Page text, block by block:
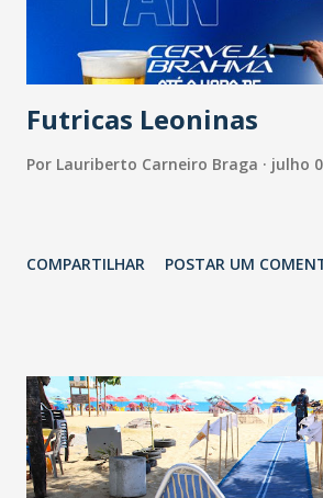
Futricas Leoninas
Por Lauriberto Carneiro Braga julho
COMPARTILHAR POSTAR UM